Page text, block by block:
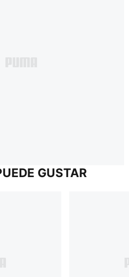
GUSTAR